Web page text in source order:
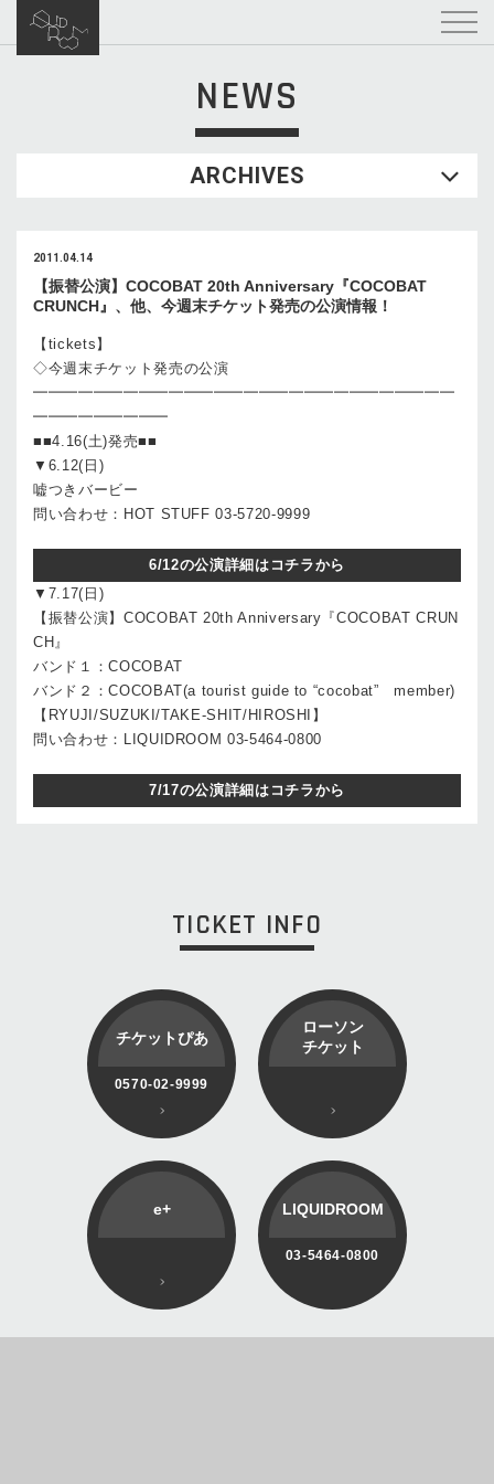
NEWS
ARCHIVES
2011.04.14
【振替公演】COCOBAT 20th Anniversary『COCOBAT
CRUNCH』、他、今週末チケット発売の公演情報！
【tickets】
◇今週末チケット発売の公演
━━━━━━━━━━━━━━━━━━━━━━━━━━━━
━━━━━━━━━
■■4.16(土)発売■■
▼6.12(日)
嘘つきバービー
問い合わせ：HOT STUFF 03-5720-9999
6/12の公演詳細はコチラから
▼7.17(日)
【振替公演】COCOBAT 20th Anniversary『COCOBAT CRUN
CH』
バンド１：COCOBAT
バンド２：COCOBAT(a tourist guide to “cocobat” member)
【RYUJI/SUZUKI/TAKE-SHIT/HIROSHI】
問い合わせ：LIQUIDROOM 03-5464-0800
7/17の公演詳細はコチラから
TICKET INFO
チケットぴあ
0570-02-9999
ローソン
チケット
e+ LIQUIDROOM
03-5464-0800